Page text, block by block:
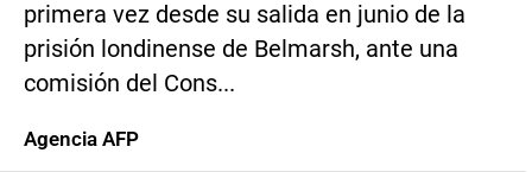
primera vez desde su salida en junio de la
prisión londinense de Belmarsh, ante una
comisión del Cons...
Agencia AFP